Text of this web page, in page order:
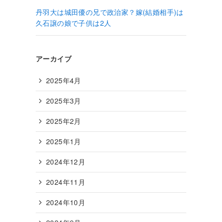
丹羽大は城田優の兄で政治家？嫁(結婚相手)は
久石譲の娘で子供は2人
アーカイブ
2025年4月
2025年3月
2025年2月
2025年1月
2024年12月
2024年11月
2024年10月